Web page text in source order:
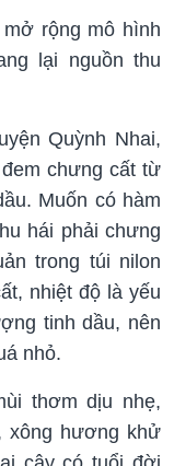
rộng mô hình
lại nguồn thu
Quỳnh Nhai,
chưng cất từ
Muốn có hàm
hái phải chưng
trong túi nilon
nhiệt độ là yếu
tinh dầu, nên
nhỏ.
thơm dịu nhẹ,
xông hương khử